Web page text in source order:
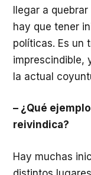
llegar a
hay que tener
políticas. Es un
imprescindible,
la actual
– ¿Qué
reivindica?
Hay muchas